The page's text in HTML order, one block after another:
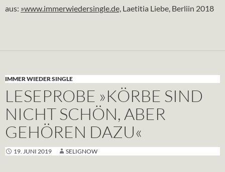
aus: »www.immerwiedersingle.de, Laetitia Liebe, Berliin 2018
IMMER WIEDER SINGLE
LESEPROBE »KÖRBE SIND
NICHT SCHÖN, ABER
GEHÖREN DAZU«
19. JUNI 2019 SELIGNOW